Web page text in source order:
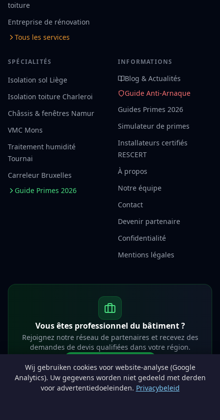
Wij gebruiken cookies voor website-analyse (Google
Analytics). Uw gegevens worden niet gedeeld met derden
voor advertentiedoeleinden. Privacybeleid
toiture
Entreprise de rénovation
Tous les services
SPÉCIALITÉS
Isolation sol Liège
Isolation toiture Charleroi
Châssis & fenêtres Namur
VMC Mons
Traitement humidité
Tournai
Carreleur Bruxelles
Guide Primes 2026
INFORMATIONS
Blog & Actualités
Guide Anti-Arnaque
Guides Primes 2026
Simulateur de primes
Installateurs certifiés
RESCERT
À propos
Notre équipe
Contact
Devenir partenaire
Confidentialité
Mentions légales
Vous êtes professionnel du bâtiment ?
Rejoignez notre réseau de partenaires et recevez des
demandes de devis qualifiées dans votre région.
info@lesprosdemaville.be